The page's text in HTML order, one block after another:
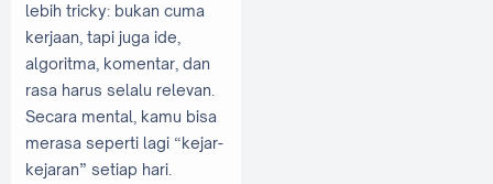
lebih tricky: bukan cuma
kerjaan, tapi juga ide,
algoritma, komentar, dan
rasa harus selalu relevan.
Secara mental, kamu bisa
merasa seperti lagi “kejar-
kejaran” setiap hari.